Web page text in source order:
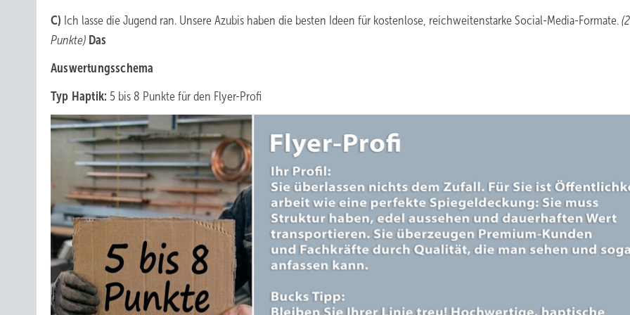
C) Ich lasse die Jugend ran. Unsere Azubis haben die besten Ideen für kostenlose, reichweitenstarke Social-Media-Formate.(2
Punkte) Das
Auswertungsschema
Typ Haptik: 5 bis 8 Punkte für den Flyer-Profi